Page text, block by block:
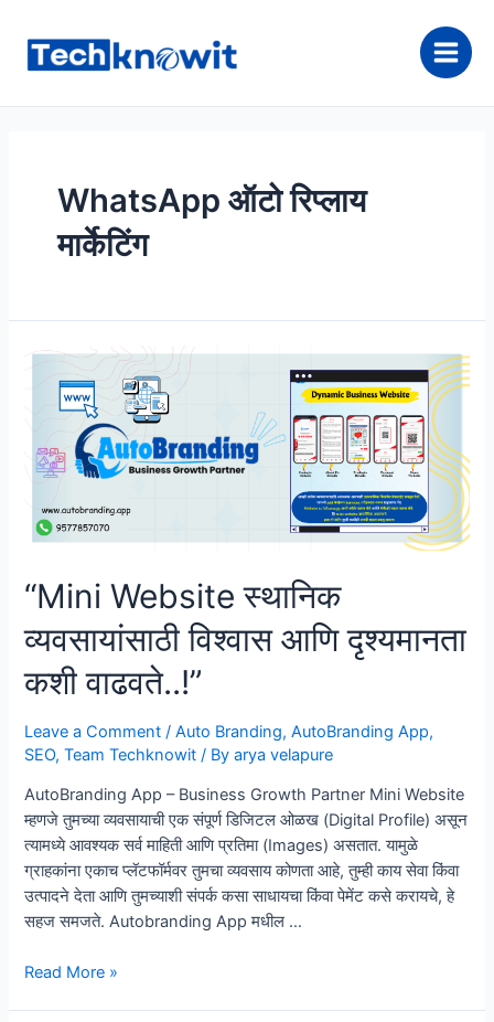
content
Main
WhatsApp ऑटो रिप्लाय
मार्केटिंग
“Mini Website स्थानिक
व्यवसायांसाठी विश्वास आणि दृश्यमानता
कशी वाढवते..!”
Leave a Comment /Auto Branding,AutoBranding App,
SEO,Team Techknowit / Byarya velapure
AutoBranding App – Business Growth Partner Mini Website
म्हणजे तुमच्या व्यवसायाची एक संपूर्ण डिजिटल ओळख (Digital Profile) असून
त्यामध्ये आवश्यक सर्व माहिती आणि प्रतिमा (Images) असतात. यामुळे
ग्राहकांना एकाच प्लॅटफॉर्मवर तुमचा व्यवसाय कोणता आहे, तुम्ही काय सेवा किंवा
उत्पादने देता आणि तुमच्याशी संपर्क कसा साधायचा किंवा पेमेंट कसे करायचे, हे
सहज समजते. Autobranding App मधील …
“Mini
Read More »